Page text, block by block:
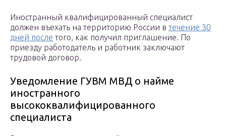
Иностранный квалифицированный специалист
должен въехать на территорию России в течение 30
дней после того, как получил приглашение. По
приезду работодатель и работник заключают
трудовой договор.
Уведомление ГУВМ МВД о найме
иностранного
высококвалифицированного
специалиста